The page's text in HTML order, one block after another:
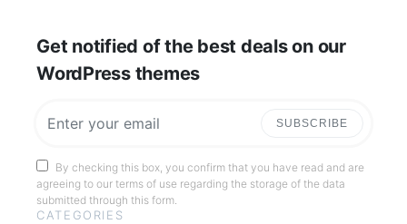
Get notified of the best deals on our
WordPress themes
SUBSCRIBE
By checking this box, you confirm that you have read and are
agreeing to our terms of use regarding the storage of the data
submitted through this form.
CATEGORIES